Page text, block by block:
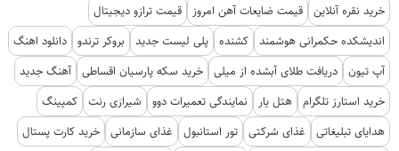
خرید نقره آنلاین قیمت ضایعات آهن امروز
قیمت ترازو دیجیتال
اندیشکده حکمرانی هوشمند کشنده پلی لیست جدید بروکر ترندو دانلود اهنگ
آپ تیون دریافت طلای آبشده از میلی خرید سکه پارسیان اقساطی آهنگ جدید
خرید استارز تلگرام هتل یار نمایندگی تعمیرات دوو شیرازی رنت کمپینگ
هدایای تبلیغاتی
غذای شرکتی تور استانبول غذای سازمانی خرید کارت پستال